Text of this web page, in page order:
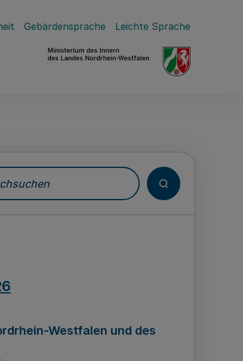
Gebärdensprache Leichte Sprache
Westfalen und des